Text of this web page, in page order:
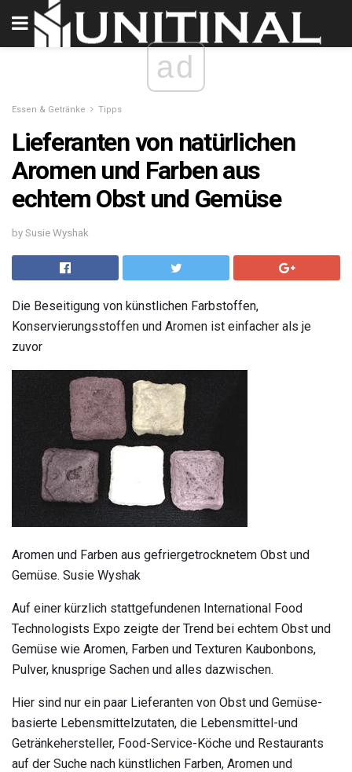
ad
Essen & Getränke Tipps
Lieferanten von natürlichen
Aromen und Farben aus
echtem Obst und Gemüse
by Susie Wyshak
Die Beseitigung von künstlichen Farbstoffen,
Konservierungsstoffen und Aromen ist einfacher als je
zuvor
Aromen und Farben aus gefriergetrocknetem Obst und
Gemüse. Susie Wyshak
Auf einer kürzlich stattgefundenen International Food
Technologists Expo zeigte der Trend bei echtem Obst und
Gemüse wie Aromen, Farben und Texturen Kaubonbons,
Pulver, knusprige Sachen und alles dazwischen.
Hier sind nur ein paar Lieferanten von Obst und Gemüse-
basierte Lebensmittelzutaten, die Lebensmittel-und
Getränkehersteller, Food-Service-Köche und Restaurants
auf der Suche nach künstlichen Farben, Aromen und